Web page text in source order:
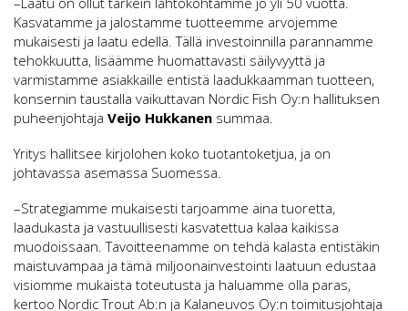
Kasvatamme ja jalostamme tuotteemme arvojemme
mukaisesti ja laatu edellä. Tällä investoinnilla parannamme
tehokkuutta, lisäämme huomattavasti säilyvyyttä ja
varmistamme asiakkaille entistä laadukkaamman tuotteen,
konsernin taustalla vaikuttavan Nordic Fish Oy:n hallituksen
puheenjohtaja Veijo Hukkanen summaa.
Yritys hallitsee kirjolohen koko tuotantoketjua, ja on
johtavassa asemassa Suomessa.
–Strategiamme mukaisesti tarjoamme aina tuoretta,
laadukasta ja vastuullisesti kasvatettua kalaa kaikissa
muodoissaan. Tavoitteenamme on tehdä kalasta entistäkin
maistuvampaa ja tämä miljoonainvestointi laatuun edustaa
visiomme mukaista toteutusta ja haluamme olla paras,
kertoo Nordic Trout Ab:n ja Kalaneuvos Oy:n toimitusjohtaja